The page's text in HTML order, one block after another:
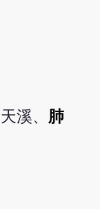
溪、 肺